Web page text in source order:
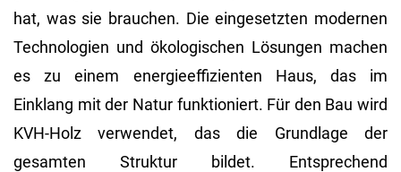
hat, was sie brauchen. Die eingesetzten modernen
Technologien und ökologischen Lösungen machen
es zu einem energieeffizienten Haus, das im
Einklang mit der Natur funktioniert. Für den Bau wird
KVH-Holz verwendet, das die Grundlage der
gesamten Struktur bildet. Entsprechend